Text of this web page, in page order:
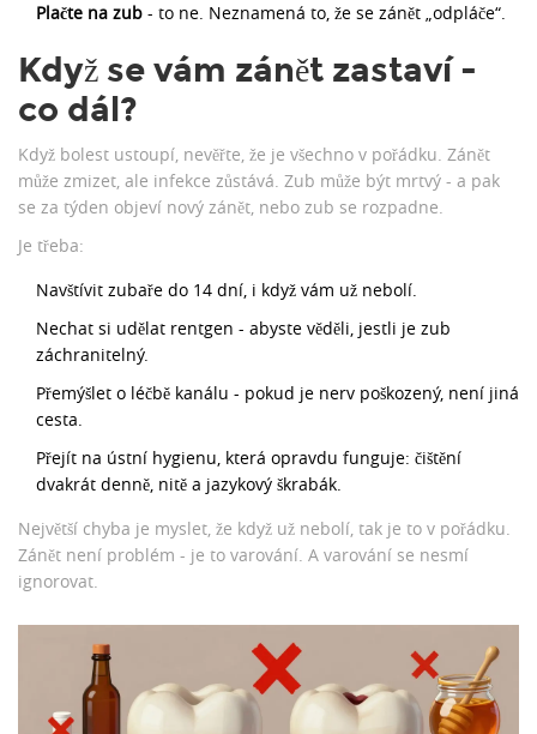
Plačte na zub - to ne. Neznamená to, že se zánět „odpláče“.
Když se vám zánět zastaví -
co dál?
Když bolest ustoupí, nevěřte, že je všechno v pořádku. Zánět
může zmizet, ale infekce zůstává. Zub může být mrtvý - a pak
se za týden objeví nový zánět, nebo zub se rozpadne.
Je třeba:
Navštívit zubaře do 14 dní, i když vám už nebolí.
Nechat si udělat rentgen - abyste věděli, jestli je zub
záchranitelný.
Přemýšlet o léčbě kanálu - pokud je nerv poškozený, není jiná
cesta.
Přejít na ústní hygienu, která opravdu funguje: čištění
dvakrát denně, nitě a jazykový škrabák.
Největší chyba je myslet, že když už nebolí, tak je to v pořádku.
Zánět není problém - je to varování. A varování se nesmí
ignorovat.